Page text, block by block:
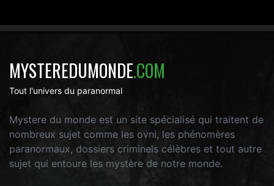
MYSTEREDUMONDE.COM
Tout l'univers du paranormal
Mystere du monde est un site spécialisé qui traitent de
nombreux sujet comme les ovni, les phénomères
paranormaux, dossiers criminels célèbres et tout autre
sujet qui entoure les mystère de notre monde.